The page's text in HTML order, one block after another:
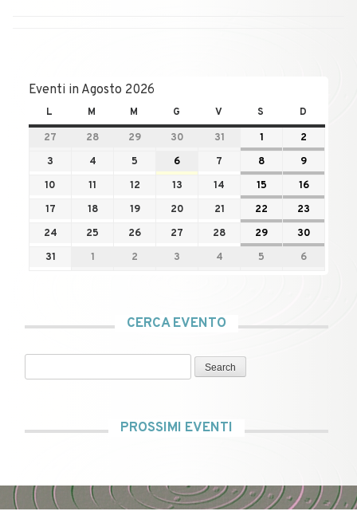
Eventi in Agosto 2026
L M M G V S
D
27
28 29 30 31 1
2
3
4 5 6 7 8
9
10
11 12 13 14 15
16
17
18 19 20 21 22
23
24
25 26 27 28 29
30
31
1 2 3 4 5 6
CERCA EVENTO
Search
PROSSIMI EVENTI